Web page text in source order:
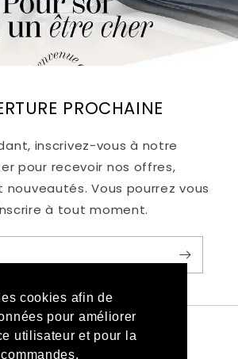
cookies afin de
pour améliorer
utilisateur et pour la
cookies afin de
pour améliorer
utilisateur et pour la
PROCHAINE
inscrivez-vous à notre
pour recevoir nos offres,
Vous pourrez vous
à tout moment.